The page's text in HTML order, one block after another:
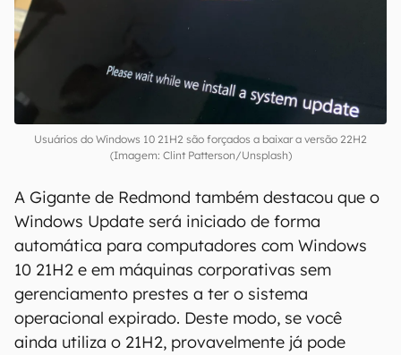
Usuários do Windows 10 21H2 são forçados a baixar a versão 22H2
(Imagem: Clint Patterson/Unsplash)
A Gigante de Redmond também destacou que o
Windows Update será iniciado de forma
automática para computadores com Windows
10 21H2 e em máquinas corporativas sem
gerenciamento prestes a ter o sistema
operacional expirado. Deste modo, se você
ainda utiliza o 21H2, provavelmente já pode